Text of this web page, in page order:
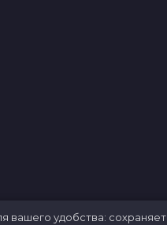
вашего удобства: сохраняет